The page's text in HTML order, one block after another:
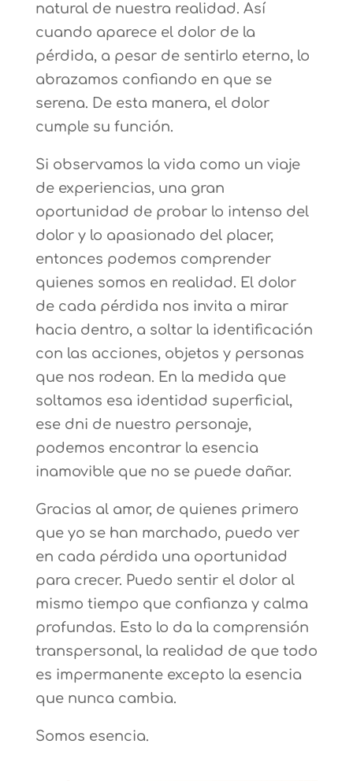
natural de nuestra realidad. Así
cuando aparece el dolor de la
pérdida, a pesar de sentirlo eterno, lo
abrazamos confiando en que se
serena. De esta manera, el dolor
cumple su función.
Si observamos la vida como un viaje
de experiencias, una gran
oportunidad de probar lo intenso del
dolor y lo apasionado del placer,
entonces podemos comprender
quienes somos en realidad. El dolor
de cada pérdida nos invita a mirar
hacia dentro, a soltar la identificación
con las acciones, objetos y personas
que nos rodean. En la medida que
soltamos esa identidad superficial,
ese dni de nuestro personaje,
podemos encontrar la esencia
inamovible que no se puede dañar.
Gracias al amor, de quienes primero
que yo se han marchado, puedo ver
en cada pérdida una oportunidad
para crecer. Puedo sentir el dolor al
mismo tiempo que confianza y calma
profundas. Esto lo da la comprensión
transpersonal, la realidad de que todo
es impermanente excepto la esencia
que nunca cambia.
Somos esencia.